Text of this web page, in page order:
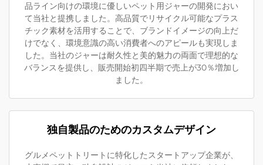
品ライン向けの環境に優しいペット用ジャーの開発におい
て当社と提携しました。高品質でリサイクル可能なプラス
チック素材を活用することで、ブランドイメージの向上だ
けでなく、環境意識の高い消費者へのアピールも実現しま
した。当社のジャーは耐久性と美的魅力の両面で理想的な
バランスを提供し、販売開始初四半期で売上が30％増加し
ました。
独自製品のためのカスタムデザイン
グルメペットトリートに特化したスタートアップ企業が、